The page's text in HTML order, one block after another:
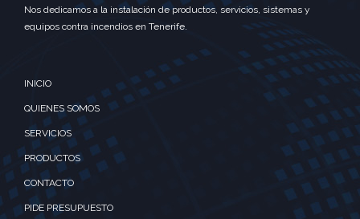
Nos dedicamos a la instalación de productos, servicios, sistemas y
equipos contra incendios en Tenerife.
INICIO
QUIENES SOMOS
SERVICIOS
PRODUCTOS
CONTACTO
PIDE PRESUPUESTO